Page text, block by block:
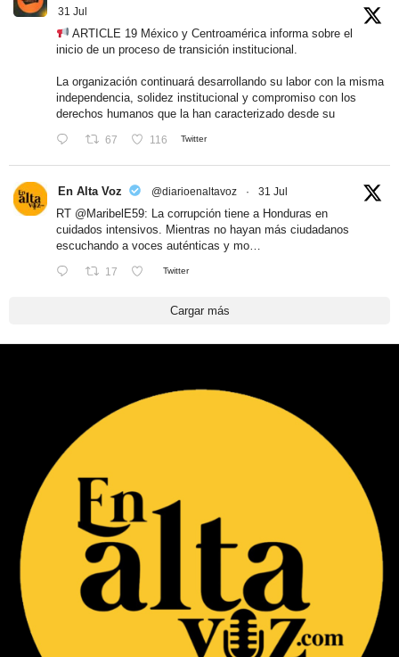
31 Jul
ARTICLE 19 México y Centroamérica informa sobre el
inicio de un proceso de transición institucional.
La organización continuará desarrollando su labor con la misma
independencia, solidez institucional y compromiso con los
derechos humanos que la han caracterizado desde su
67 116 Twitter
En Alta Voz @diarioenaltavoz · 31 Jul
RT @MaribelE59: La corrupción tiene a Honduras en
cuidados intensivos. Mientras no hayan más ciudadanos
escuchando a voces auténticas y mo…
17 Twitter
Cargar más